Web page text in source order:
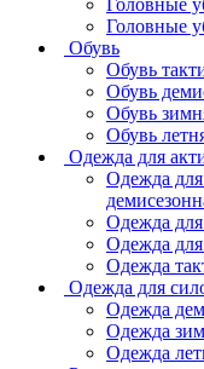
Головные
Головные
Обувь
Обувь
Обувь
Обувь
Обувь
Одежда для
Одежда
Одежда
Одежда для
Одежда
Одежда для
Одежда
Одежда
Одежда